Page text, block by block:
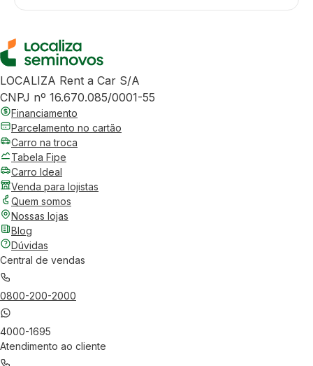
LOCALIZA Rent a Car S/A
CNPJ nº 16.670.085/0001-55
Financiamento
Parcelamento no cartão
Carro na troca
Tabela Fipe
Carro Ideal
Venda para lojistas
Quem somos
Nossas lojas
Blog
Dúvidas
Central de vendas
0800-200-2000
4000-1695
Atendimento ao cliente